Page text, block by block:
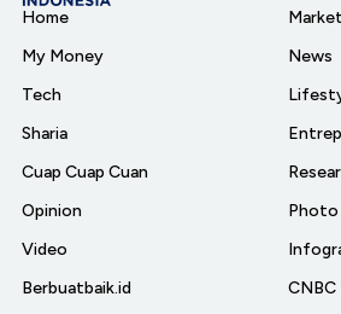
Home
My Money
Tech
Sharia
Cuap Cuap Cuan
Opinion
Video
Berbuatbaik.id
Market
News
Photo
CNBC